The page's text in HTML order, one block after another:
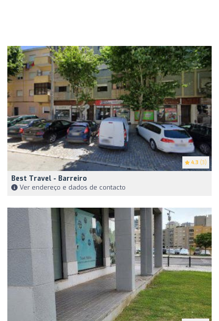
4.3 (3)
Best Travel - Barreiro
Ver endereço e dados de contacto